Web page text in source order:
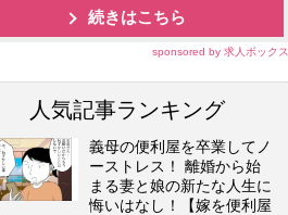
続きはこちら
sponsored by 求人ボックス
人気記事ランキング
義母の便利屋を卒業してノ
ーストレス！ 離婚から始
まる妻と娘の新たな人生に
悔いはなし！【嫁を便利屋